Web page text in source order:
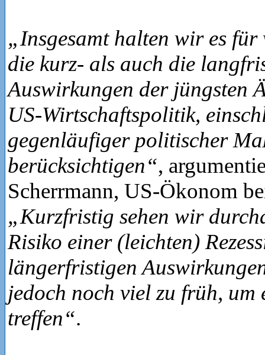
„Insgesamt halten wir es
die kurz- als auch die
Auswirkungen der jüngsten
US-Wirtschaftspolitik,
gegenläufiger politischer
berücksichtigen“,
Scherrmann, US-Ökonom
„Kurzfristig sehen wir
Risiko einer (leichten)
längerfristigen
jedoch noch viel zu früh, um
treffen“.